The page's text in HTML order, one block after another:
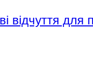
відчуття для